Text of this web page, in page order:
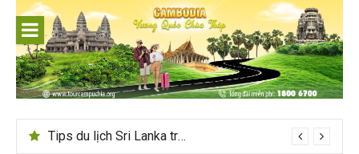
content
24h ở Thụy Sĩ nên đi đâu, chơi gì?